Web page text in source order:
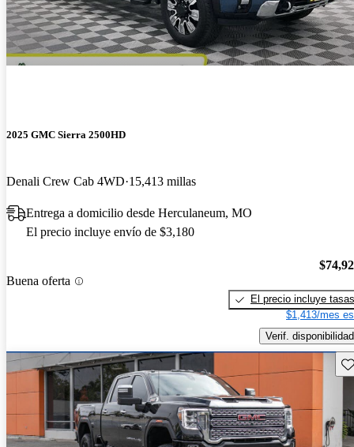
2025 GMC Sierra 2500HD
Denali Crew Cab 4WD 15,413 millas
Entrega a domicilio desde Herculaneum, MO
El precio incluye envío de $3,180
Buena oferta
El precio incluye tasas
$1,413/mes
Verif. disponibilidad